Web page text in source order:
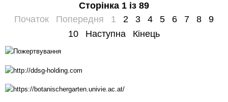
Сторінка 1 із 89
Початок
Попередня 1 2 3 4 5 6 7 8
9
10
Наступна Кінець